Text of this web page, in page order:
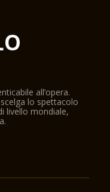
all’opera.
lo spettacolo
livello mondiale,